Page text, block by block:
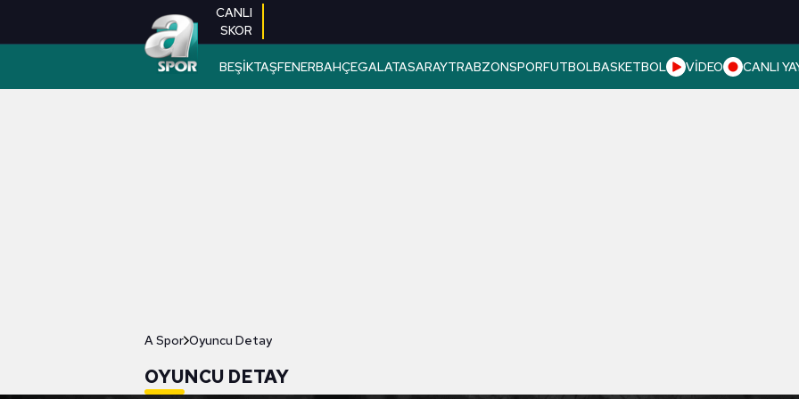
CANLI
SKOR
BEŞİKTAŞFENERBAHÇEGALATASARAYTRABZONSPORFUTBOLBASKETBOL VİDEO CANLI
A Spor Oyuncu Detay
OYUNCU DETAY